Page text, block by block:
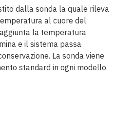
dalla sonda la quale rileva
al cuore del
la temperatura
e il sistema passa
La sonda viene
standard in ogni modello